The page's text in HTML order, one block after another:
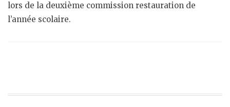
lors de la deuxième commission restauration de
l’année scolaire.